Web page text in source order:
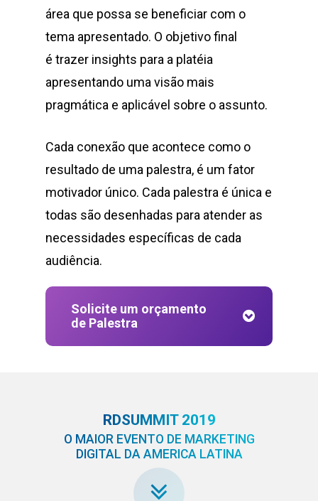
área que possa se beneficiar com o
tema apresentado. O objetivo final
é trazer insights para a platéia
apresentando uma visão mais
pragmática e aplicável sobre o assunto.
Cada conexão que acontece como o
resultado de uma palestra, é um fator
motivador único. Cada palestra é única e
todas são desenhadas para atender as
necessidades específicas de cada
audiência.
Solicite um orçamento
de Palestra
RDSUMMIT 2019
O MAIOR EVENTO DE MARKETING
DIGITAL DA AMERICA LATINA